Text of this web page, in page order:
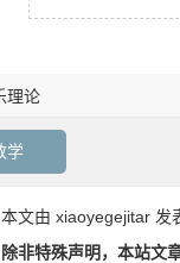
理论
学
本文由 xiaoyegejitar 发
除非特殊声明，本站文